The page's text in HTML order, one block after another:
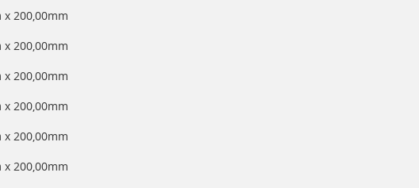
200,00mm
200,00mm
200,00mm
200,00mm
200,00mm
200,00mm